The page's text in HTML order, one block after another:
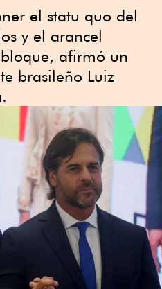
el statu quo del
y el arancel
afirmó un
brasileño Luiz